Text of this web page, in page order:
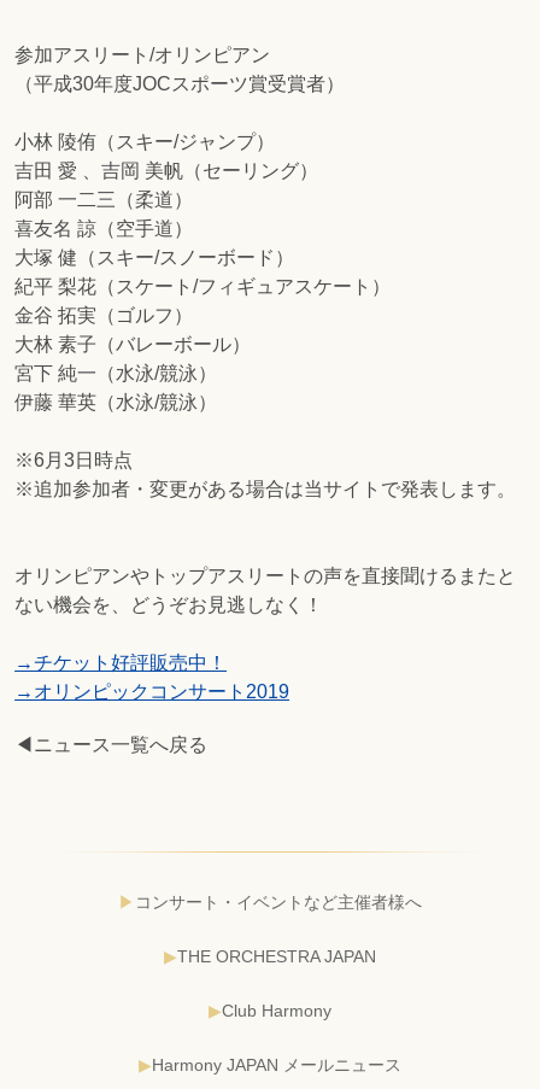
参加アスリート/オリンピアン
（平成30年度JOCスポーツ賞受賞者）
小林 陵侑（スキー/ジャンプ）
吉田 愛 、吉岡 美帆（セーリング）
阿部 一二三（柔道）
喜友名 諒（空手道）
大塚 健（スキー/スノーボード）
紀平 梨花（スケート/フィギュアスケート）
金谷 拓実（ゴルフ）
大林 素子（バレーボール）
宮下 純一（水泳/競泳）
伊藤 華英（水泳/競泳）
※6月3日時点
※追加参加者・変更がある場合は当サイトで発表します。
オリンピアンやトップアスリートの声を直接聞けるまたと
ない機会を、どうぞお見逃しなく！
→チケット好評販売中！
→オリンピックコンサート2019
◀ニュース一覧へ戻る
コンサート・イベントなど主催者様へ
THE ORCHESTRA JAPAN
Club Harmony
Harmony JAPAN メールニュース